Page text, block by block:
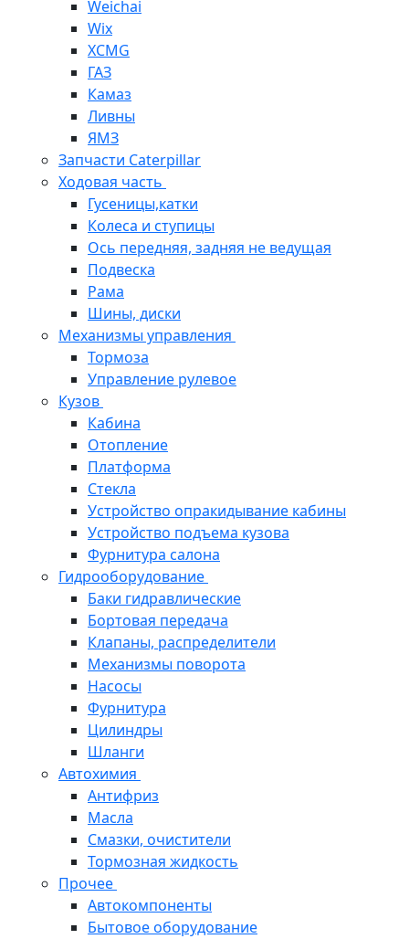
Weichai
Wix
XCMG
ГАЗ
Камаз
Ливны
ЯМЗ
Запчасти Caterpillar
Ходовая часть
Гусеницы,катки
Колеса и ступицы
Ось передняя, задняя не ведущая
Подвеска
Рама
Шины, диски
Механизмы управления
Тормоза
Управление рулевое
Кузов
Кабина
Отопление
Платформа
Стекла
Устройство опракидывание кабины
Устройство подъема кузова
Фурнитура салона
Гидрооборудование
Баки гидравлические
Бортовая передача
Клапаны, распределители
Механизмы поворота
Насосы
Фурнитура
Цилиндры
Шланги
Автохимия
Антифриз
Масла
Смазки, очистители
Тормозная жидкость
Прочее
Автокомпоненты
Бытовое оборудование